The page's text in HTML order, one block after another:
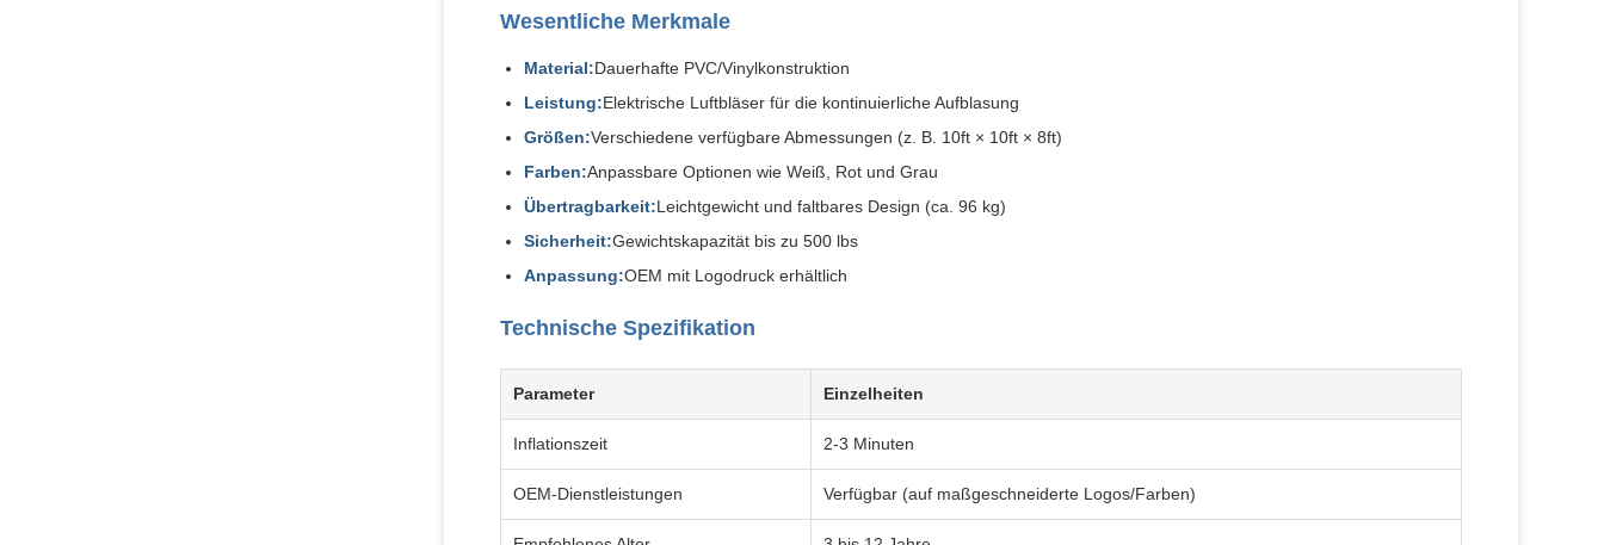
Wesentliche Merkmale
Material:Dauerhafte PVC/Vinylkonstruktion
Leistung:Elektrische Luftbläser für die kontinuierliche Aufblasung
Größen:Verschiedene verfügbare Abmessungen (z. B. 10ft × 10ft × 8ft)
Farben:Anpassbare Optionen wie Weiß, Rot und Grau
Übertragbarkeit:Leichtgewicht und faltbares Design (ca. 96 kg)
Sicherheit:Gewichtskapazität bis zu 500 lbs
Anpassung:OEM mit Logodruck erhältlich
Technische Spezifikation
Parameter Einzelheiten
Inflationszeit 2-3 Minuten
OEM-Dienstleistungen Verfügbar (auf maßgeschneiderte Logos/Farben)